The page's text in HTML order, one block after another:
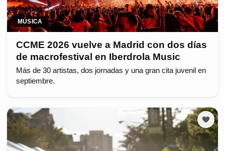
MÚSICA
CCME 2026 vuelve a Madrid con dos días
de macrofestival en Iberdrola Music
Más de 30 artistas, dos jornadas y una gran cita juvenil en
septiembre.